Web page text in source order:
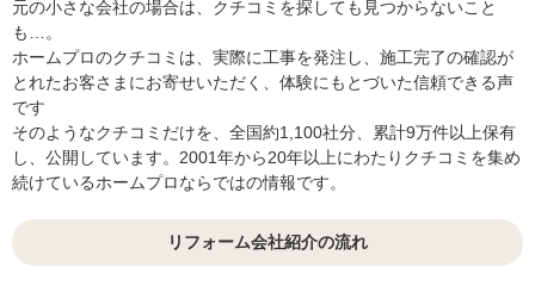
元の小さな会社の場合は、クチコミを探しても見つからないこと
も…。
ホームプロのクチコミは、実際に工事を発注し、施工完了の確認が
とれたお客さまにお寄せいただく、体験にもとづいた信頼できる声
です
そのようなクチコミだけを、全国約1,100社分、累計9万件以上保有
し、公開しています。2001年から20年以上にわたりクチコミを集め
続けているホームプロならではの情報です。
リフォーム会社紹介の流れ